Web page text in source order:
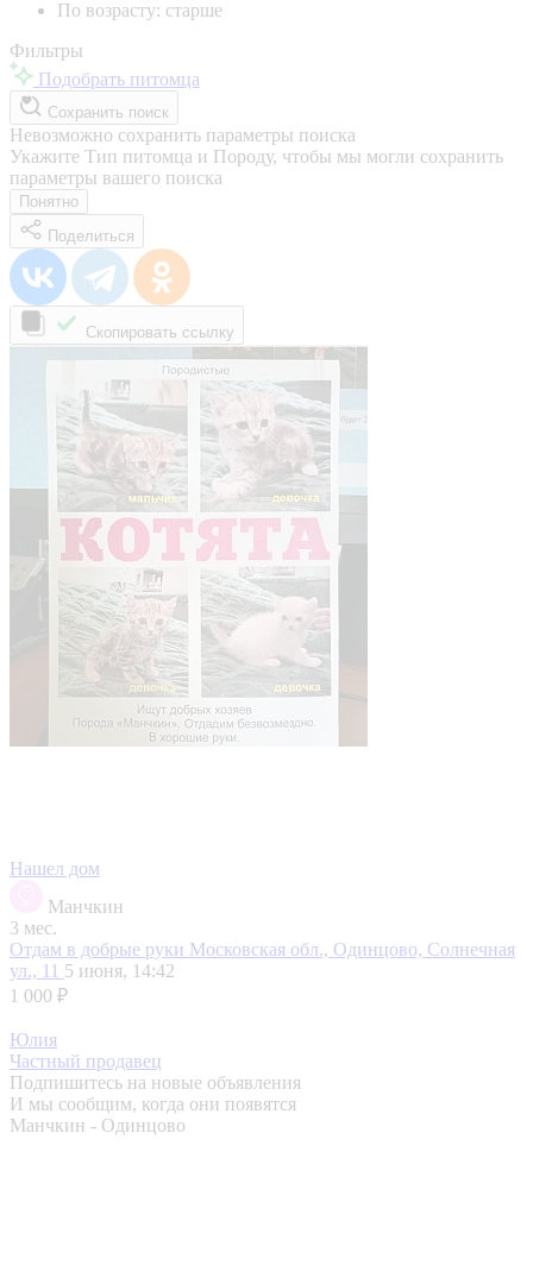
По возрасту: старше
Фильтры
Подобрать питомца
Сохранить поиск
Невозможно сохранить параметры поиска
Укажите Тип питомца и Породу, чтобы мы могли сохранить
параметры вашего поиска
Понятно
Поделиться
Скопировать ссылку
Нашел дом
Манчкин
3 мес.
Отдам в добрые руки Московская обл., Одинцово, Солнечная
ул., 11 5 июня, 14:42
1 000 ₽
Юлия
Частный продавец
Подпишитесь на новые объявления
И мы сообщим, когда они появятся
Манчкин - Одинцово